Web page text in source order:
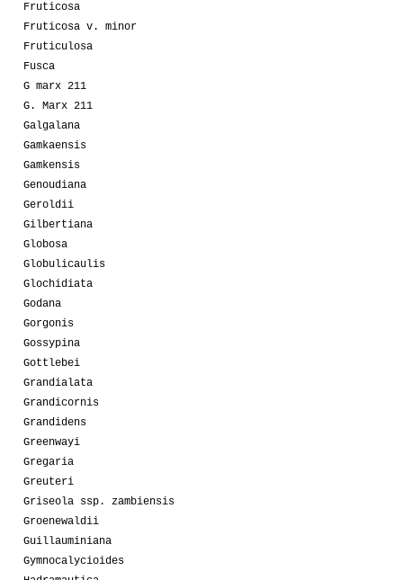
Fruticosa
Fruticosa v. minor
Fruticulosa
Fusca
G marx 211
G. Marx 211
Galgalana
Gamkaensis
Gamkensis
Genoudiana
Geroldii
Gilbertiana
Globosa
Globulicaulis
Glochidiata
Godana
Gorgonis
Gossypina
Gottlebei
Grandialata
Grandicornis
Grandidens
Greenwayi
Gregaria
Greuteri
Griseola ssp. zambiensis
Groenewaldii
Guillauminiana
Gymnocalycioides